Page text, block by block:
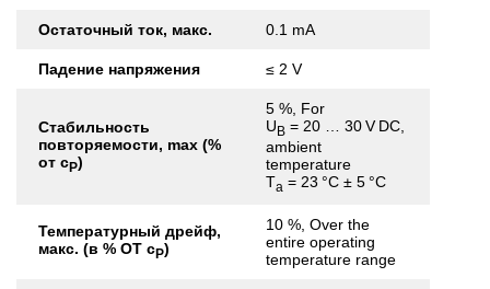
Остаточный ток, макс. 0.1 mA
Падение напряжения ≤ 2 V
Стабильность
повторяемости, max (%
от сР)
5 %, For
UB = 20 … 30 V DC,
ambient
temperature
Ta = 23 °C ± 5 °C
Температурный дрейф,
макс. (в % ОТ сР)
10 %, Over the
entire operating
temperature range